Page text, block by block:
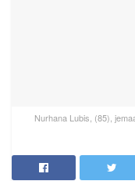
Nurhana Lubis, (85),